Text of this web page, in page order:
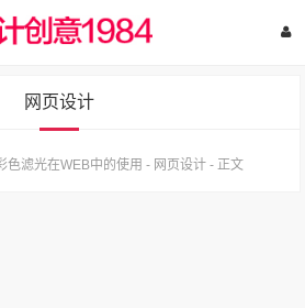
网页设计
色滤光在WEB中的使用 - 网页设计- 正文